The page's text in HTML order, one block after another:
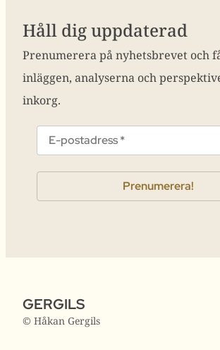
Håll dig uppdaterad
Prenumerera på nyhetsbrevet och
inläggen, analyserna och
inkorg.
GERGILS
© Håkan Gergils